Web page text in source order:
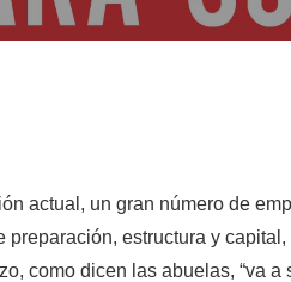
actual, un gran número de
estructura y
como dicen las abuelas, “va